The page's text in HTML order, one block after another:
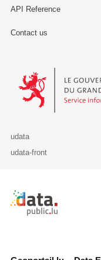
API Reference
Contact us
Le Gouvernement du
udata
udata-front
Retour à l'accueil